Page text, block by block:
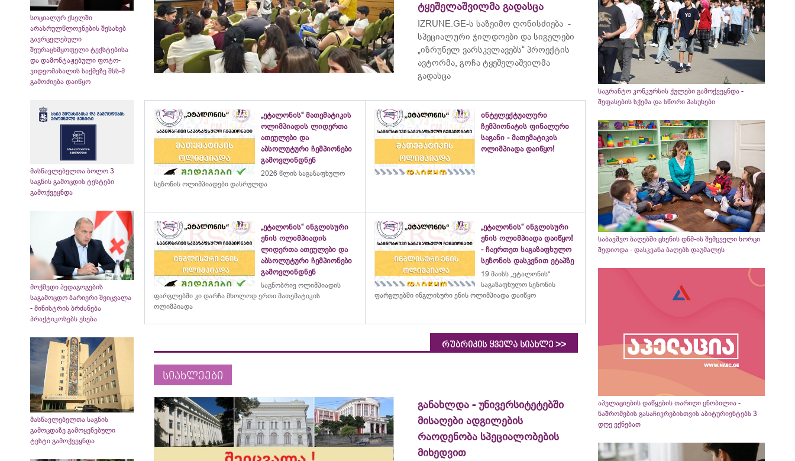
სოციალურ ქსელში
არასრულწლოვნების შესახებ
გავრცელებული
შეურაცხმყოფელი ტექსტებისა
და დამონტაჟებული ფოტო-
ვიდეომასალის საქმეზე შსს-მ
გამოძიება დაიწყო
მასწავლებელთა ბოლო 3
საგნის გამოცდის ტესტები
გამოქვეყნდა
მოქმედი პედაგოგების
საგამოცდო ბარიერი შეიცვალა
- მინისტრის ბრძანება
პრაქტიკოსებს ეხება
მასწავლებელთა საგნის
გამოცდაზე გამოყენებული
ტესტი გამოქვეყნდა
ტყეშელაშვილმა გადასცა
IZRUNE.GE-ს საზეიმო ღონისძიება -
სპეციალური ჯილდოები და სიგელები
„იზრუნელ ვარსკვლავებს“ პროექტის
ავტორმა, გოჩა ტყეშელაშვილმა
გადასცა
„ეტალონის“ მათემატიკის
ოლიმპიადის ლიდერთა
ათეულები და
აბსოლუტური ჩემპიონები
გამოვლინდნენ
2026 წლის საგაზაფხულო
სეზონის ოლიმპიადები დასრულდა
ინტელექტუალური
ჩემპიონატის ფინალური
საგანი - მათემატიკის
ოლიმპიადა დაიწყო!
„ეტალონის“ ინგლისური
ენის ოლიმპიადის
ლიდერთა ათეულები და
აბსოლუტური ჩემპიონები
გამოვლინდნენ
საგნობრივ ოლიმპიადის
ფარგლებში კი დარჩა მხოლოდ ერთი მათემატიკის
ოლიმპიადა
„ეტალონის“ ინგლისური
ენის ოლიმპიადა დაიწყო!
- ჩაერთეთ საგაზაფხულო
სეზონის დასკვნით ეტაპზე
19 მაისს „ეტალონის“
საგაზაფხულო სეზონის
ფარგლებში ინგლისური ენის ოლიმპიადა დაიწყო
რუბრიკის ყველა სიახლე >>
სიახლეები
განახლდა - უნივერსიტეტებში
მისაღები ადგილების
რაოდენობა სპეციალობების
მიხედვით
საგრანტო კონკურსის ქულები გამოქვეყნდა -
შეფასების სქემა და სწორი პასუხები
საბავშვო ბაღებში ცხენის დნმ-ის შემცველი ხორცი
შედიოდა - დასკვანა ბაღებს დაუმალეს
აპელაციების დაწყების თარიღი ცნობილია -
ნაშრომების გასაჩივრებისთვის აბიტურიენტებს 3
დღე ექნებათ